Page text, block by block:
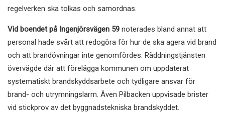
regelverken ska tolkas och samordnas.
Vid boendet på Ingenjörsvägen 59 noterades bland annat att
personal hade svårt att redogöra för hur de ska agera vid brand
och att brandövningar inte genomfördes. Räddningstjänsten
övervägde där att förelägga kommunen om uppdaterat
systematiskt brandskyddsarbete och tydligare ansvar för
brand- och utrymningslarm. Även Pilbacken uppvisade brister
vid stickprov av det byggnadstekniska brandskyddet.